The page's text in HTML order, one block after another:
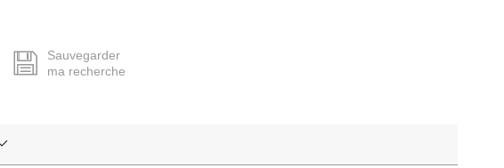
Sauvegarder
ma recherche